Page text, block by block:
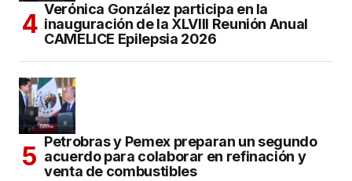
Verónica González participa en la
inauguración de la XLVIII Reunión Anual
CAMELICE Epilepsia 2026
Petrobras y Pemex preparan un segundo
acuerdo para colaborar en refinación y
venta de combustibles